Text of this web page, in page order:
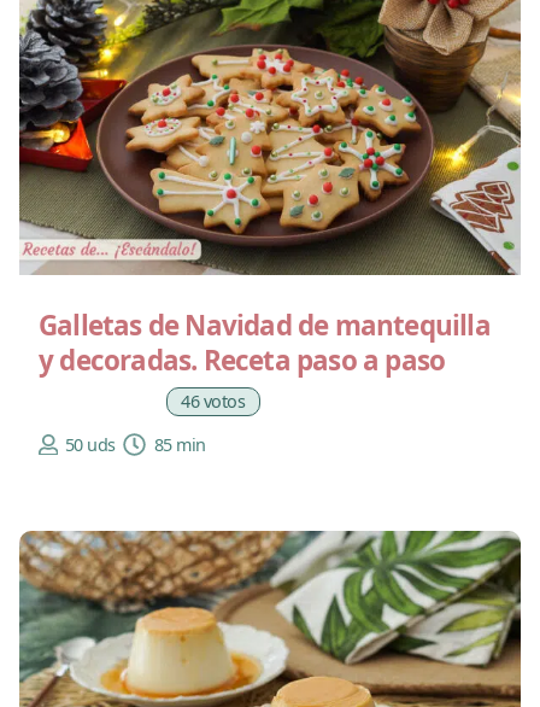
Galletas de Navidad de mantequilla
y decoradas. Receta paso a paso
46 votos
50 uds
85 min